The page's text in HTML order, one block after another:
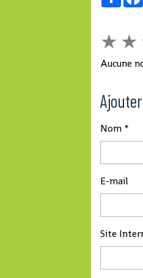
flous du
pas
★ ★
Aucune
Nom
E-mail
Site